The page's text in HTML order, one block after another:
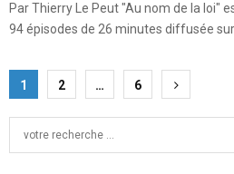
Par Thierry Le Peut "Au nom de la loi"
94 épisodes de 26 minutes diffusée
Pagination
des
publications
1 2 … 6